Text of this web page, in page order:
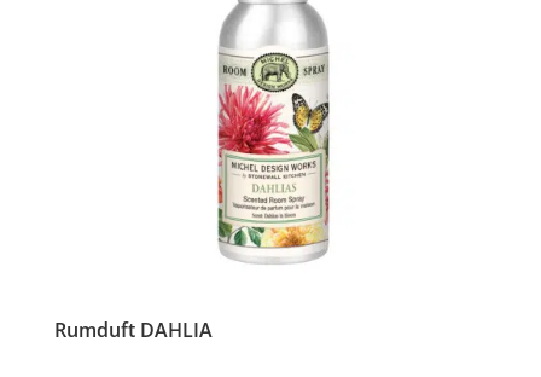
Rumduft DAHLIA